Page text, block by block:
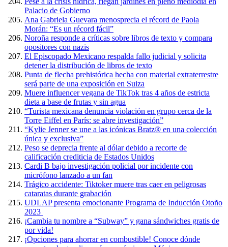
Palacio de Gobierno
Ana Gabriela Guevara menosprecia el récord de Paola
Morán: “Es un récord fácil”
Noroña responde a críticas sobre libros de texto y compara
opositores con nazis
El Episcopado Mexicano respalda fallo judicial y solicita
detener la distribución de libros de texto
Punta de flecha prehistórica hecha con material extraterrestre
será parte de una exposición en Suiza
Muere influencer vegana de TikTok tras 4 años de estricta
dieta a base de frutas y sin agua
“Turista mexicana denuncia violación en grupo cerca de la
Torre Eiffel en París: se abre investigación”
“Kylie Jenner se une a las icónicas Bratz® en una colección
única y exclusiva”
Peso se deprecia frente al dólar debido a recorte de
calificación crediticia de Estados Unidos
Cardi B bajo investigación policial por incidente con
micrófono lanzado a un fan
Trágico accidente: Tiktoker muere tras caer en peligrosas
cataratas durante grabación
UDLAP presenta emocionante Programa de Inducción Otoño
2023
¡Cambia tu nombre a “Subway” y gana sándwiches gratis de
por vida!
¡Opciones para ahorrar en combustible! Conoce dónde